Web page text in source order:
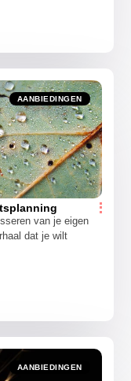
AANBIEDINGEN
van je eigen
dat je wilt
AANBIEDINGEN